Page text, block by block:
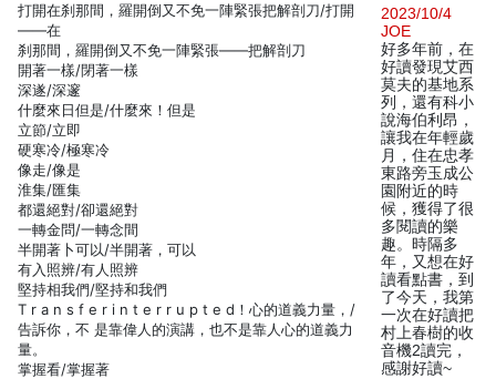
打開在刹那間，羅開倒又不免一陣緊張把解剖刀/打開
——在
刹那間，羅開倒又不免一陣緊張——把解剖刀
開著一樣/閉著一樣
深遂/深邃
什麼來日但是/什麼來！但是
立節/立即
硬寒冷/極寒冷
像走/像是
淮集/匯集
都還絕對/卻還絕對
一轉金問/一轉念間
半開著卜可以/半開著，可以
有入照辨/有人照辨
堅持相我們/堅持和我們
T r a n s f e r i n t e r r u p t e d！心的道義力量，/
告訴你，不 是靠偉人的演講，也不是靠人心的道義力
量。
掌握看/掌握著
2023/10/4
JOE
好多年前，在
好讀發現艾西
莫夫的基地系
列，還有科小
說海伯利昂，
讓我在年輕歲
月，住在忠孝
東路旁玉成公
園附近的時
候，獲得了很
多閱讀的樂
趣。時隔多
年，又想在好
讀看點書，到
了今天，我第
一次在好讀把
村上春樹的收
音機2讀完，
感謝好讀~